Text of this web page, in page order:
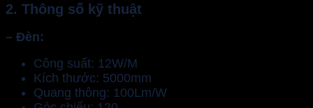
2. Thông số kỹ thuật
– Đèn:
Công suất: 12W/M
Kích thước: 5000mm
Quang thông: 100Lm/W